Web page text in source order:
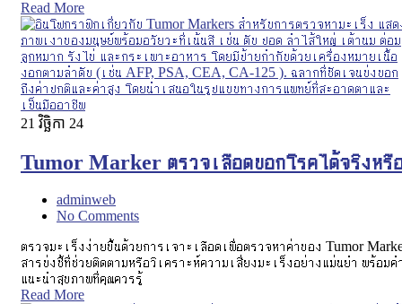
Read More
21 វិច្ឆិកា 24
Tumor Marker ตรวจเลือดบอกโรคได้จริงหรื
adminweb
No Comments
ตรวจมะเร็งง่ายขึ้นด้วยการเจาะเลือดเพื่อตรวจหาค่าของ Tumor
สารบ่งชี้ที่ช่วยติดตามหรือวิเคราะห์ความเสี่ยงมะเร็งอย่างแม่นยำ พร้อมค
แนะนำสุขภาพที่คุณควรรู้
Read More